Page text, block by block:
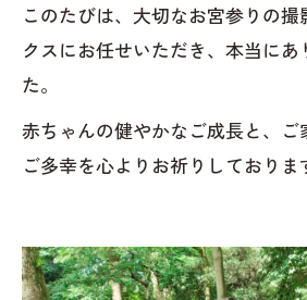
このたびは、大切なお宮参りの
クスにお任せいただき、本当にあ
た。
赤ちゃんの健やかなご成長と、ご
ご多幸を心よりお祈りしておりま